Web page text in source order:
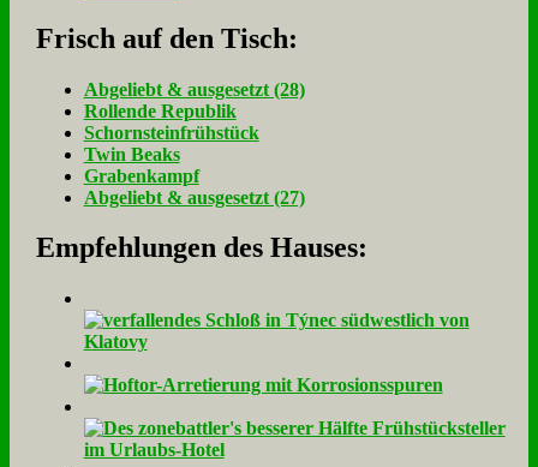
Frisch auf den Tisch:
Ab­ge­liebt & aus­ge­setzt (28)
Rol­len­de Re­pu­blik
Schorn­stein­früh­stück
Twin Beaks
Gra­ben­kampf
Ab­ge­liebt & aus­ge­setzt (27)
Empfehlungen des Hauses: